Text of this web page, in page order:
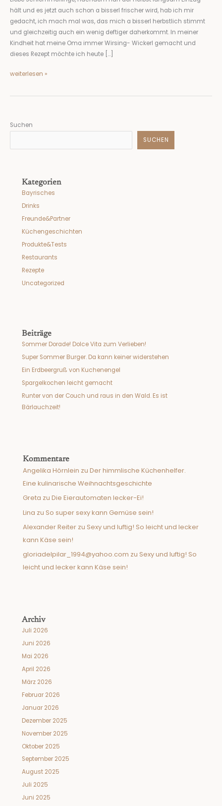
hält und es jetzt auch schon a bisserl frischer wird, hab ich mir
gedacht, ich mach mal was, das mich a bisserl herbstlich stimmt
und gleichzeitig auch ein wenig deftiger daherkommt. In meiner
Kindheit hat meine Oma immer Wirsing- Wickerl gemacht und
dieses Rezept möchte ich heute […]
weiterlesen »
Suchen
SUCHEN
Kategorien
Bayrisches
Drinks
Freunde&Partner
Küchengeschichten
Produkte&Tests
Restaurants
Rezepte
Uncategorized
Beiträge
Sommer Dorade! Dolce Vita zum Verlieben!
Super Sommer Burger. Da kann keiner widerstehen
Ein Erdbeergruß von Kuchenengel
Spargelkochen leicht gemacht
Runter von der Couch und raus in den Wald. Es ist
Bärlauchzeit!
Kommentare
Angelika Hörnlein zu Der himmlische Küchenhelfer.
Eine kulinarische Weihnachtsgeschichte
Greta zu Die Eierautomaten lecker-Ei!
Lina zu So super sexy kann Gemüse sein!
Alexander Reiter zu Sexy und luftig! So leicht und lecker
kann Käse sein!
gloriadelpilar_1994@yahoo.com zu Sexy und luftig! So
leicht und lecker kann Käse sein!
Archiv
Juli 2026
Juni 2026
Mai 2026
April 2026
März 2026
Februar 2026
Januar 2026
Dezember 2025
November 2025
Oktober 2025
September 2025
August 2025
Juli 2025
Juni 2025